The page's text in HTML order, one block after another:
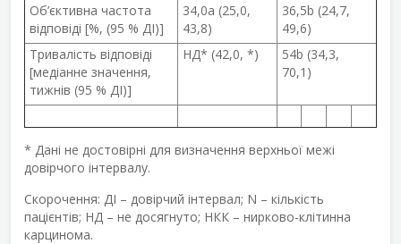
Об’єктивна частота
відповіді [%, (95 % ДІ)]
34,0a (25,0,
43,8)
36,5b (24,7,
49,6)
Тривалість відповіді
[медіанне значення,
тижнів (95 % ДІ)]
НД* (42,0, *) 54b (34,3,
70,1)
* Дані не достовірні для визначення верхньої межі
довірчого інтервалу.
Скорочення: ДІ – довірчий інтервал; N – кількість
пацієнтів; НД – не досягнуто; НКК – нирково-клітинна
карцинома.